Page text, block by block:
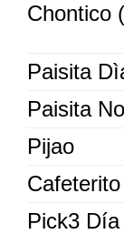
Chontico
Paisita
Paisita
Pijao
Pick3 Día